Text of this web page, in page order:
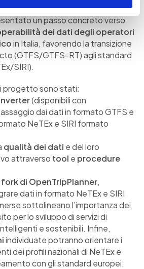
un passo concreto verso
dei dati degli operatori
in Italia, favorendo la transizione
(GTFS/GTFS-RT) agli standard
SIRI).
progetto sono stati:
(disponibili con
dai dati in formato GTFS e
NeTEx e SIRI formato
qualità dei dati e del loro
attraverso tool e procedure
fork di OpenTripPlanner,
dati in formato NeTEx e SIRI
sottolineano l’importanza dei
per lo sviluppo di servizi di
e sostenibili. Infine,
individuate potranno orientare i
dei profili nazionali di NeTEx e
con gli standard europei.